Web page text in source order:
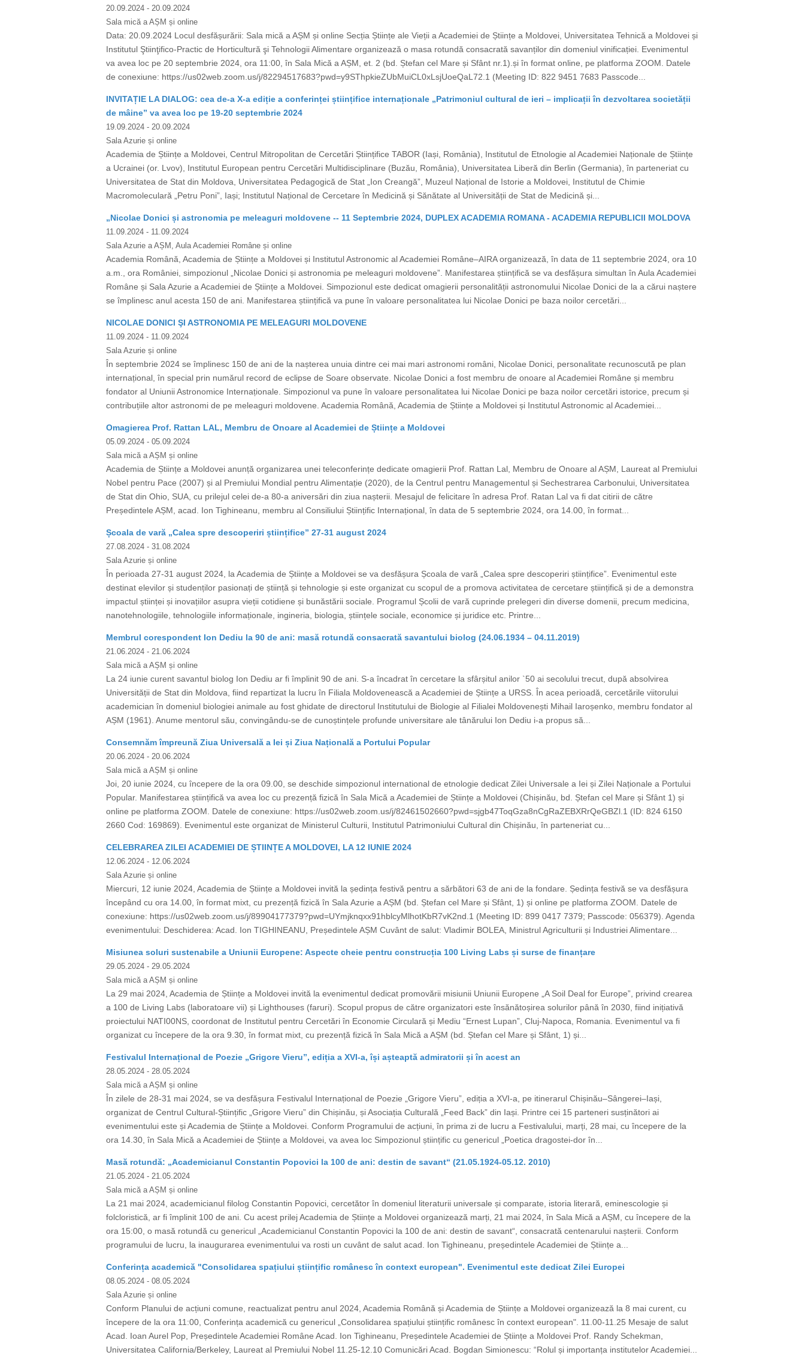
20.09.2024 - 20.09.2024
Sala mică a AȘM și online
Data: 20.09.2024 Locul desfășurării: Sala mică a AȘM și online Secția Științe ale Vieții a Academiei de Științe a Moldovei, Universitatea Tehnică a Moldovei și
Institutul Ştiinţifico-Practic de Horticultură şi Tehnologii Alimentare organizează o masa rotundă consacrată savanților din domeniul vinificației. Evenimentul
va avea loc pe 20 septembrie 2024, ora 11:00, în Sala Mică a AȘM, et. 2 (bd. Ștefan cel Mare și Sfânt nr.1).și în format online, pe platforma ZOOM. Datele
de conexiune: https://us02web.zoom.us/j/82294517683?pwd=y9SThpkieZUbMuiCL0xLsjUoeQaL72.1 (Meeting ID: 822 9451 7683 Passcode...
INVITAȚIE LA DIALOG: cea de-a X-a ediție a conferinței științifice internaționale „Patrimoniul cultural de ieri – implicații în dezvoltarea societății
de mâine” va avea loc pe 19-20 septembrie 2024
19.09.2024 - 20.09.2024
Sala Azurie și online
Academia de Științe a Moldovei, Centrul Mitropolitan de Cercetări Științifice TABOR (Iași, România), Institutul de Etnologie al Academiei Naționale de Științe
a Ucrainei (or. Lvov), Institutul European pentru Cercetări Multidisciplinare (Buzău, România), Universitatea Liberă din Berlin (Germania), în parteneriat cu
Universitatea de Stat din Moldova, Universitatea Pedagogică de Stat „Ion Creangă”, Muzeul Național de Istorie a Moldovei, Institutul de Chimie
Macromoleculară „Petru Poni”, Iași; Institutul Național de Cercetare în Medicină și Sănătate al Universității de Stat de Medicină și...
„Nicolae Donici și astronomia pe meleaguri moldovene -- 11 Septembrie 2024, DUPLEX ACADEMIA ROMANA - ACADEMIA REPUBLICII MOLDOVA
11.09.2024 - 11.09.2024
Sala Azurie a AȘM, Aula Academiei Române și online
Academia Română, Academia de Științe a Moldovei și Institutul Astronomic al Academiei Române–AIRA organizează, în data de 11 septembrie 2024, ora 10
a.m., ora României, simpozionul „Nicolae Donici și astronomia pe meleaguri moldovene”. Manifestarea științifică se va desfășura simultan în Aula Academiei
Române și Sala Azurie a Academiei de Științe a Moldovei. Simpozionul este dedicat omagierii personalității astronomului Nicolae Donici de la a cărui naștere
se împlinesc anul acesta 150 de ani. Manifestarea științifică va pune în valoare personalitatea lui Nicolae Donici pe baza noilor cercetări...
NICOLAE DONICI ŞI ASTRONOMIA PE MELEAGURI MOLDOVENE
11.09.2024 - 11.09.2024
Sala Azurie și online
În septembrie 2024 se împlinesc 150 de ani de la nașterea unuia dintre cei mai mari astronomi români, Nicolae Donici, personalitate recunoscută pe plan
internațional, în special prin numărul record de eclipse de Soare observate. Nicolae Donici a fost membru de onoare al Academiei Române și membru
fondator al Uniunii Astronomice Internaționale. Simpozionul va pune în valoare personalitatea lui Nicolae Donici pe baza noilor cercetări istorice, precum și
contribuțiile altor astronomi de pe meleaguri moldovene. Academia Română, Academia de Științe a Moldovei și Institutul Astronomic al Academiei...
Omagierea Prof. Rattan LAL, Membru de Onoare al Academiei de Științe a Moldovei
05.09.2024 - 05.09.2024
Sala mică a AȘM și online
Academia de Științe a Moldovei anunță organizarea unei teleconferințe dedicate omagierii Prof. Rattan Lal, Membru de Onoare al AȘM, Laureat al Premiului
Nobel pentru Pace (2007) și al Premiului Mondial pentru Alimentație (2020), de la Centrul pentru Managementul și Sechestrarea Carbonului, Universitatea
de Stat din Ohio, SUA, cu prilejul celei de-a 80-a aniversări din ziua nașterii. Mesajul de felicitare în adresa Prof. Ratan Lal va fi dat citirii de către
Președintele AȘM, acad. Ion Tighineanu, membru al Consiliului Științific Internațional, în data de 5 septembrie 2024, ora 14.00, în format...
Școala de vară „Calea spre descoperiri științifice” 27-31 august 2024
27.08.2024 - 31.08.2024
Sala Azurie și online
În perioada 27-31 august 2024, la Academia de Științe a Moldovei se va desfășura Școala de vară „Calea spre descoperiri științifice”. Evenimentul este
destinat elevilor și studenților pasionați de știință și tehnologie și este organizat cu scopul de a promova activitatea de cercetare științifică și de a demonstra
impactul științei și inovațiilor asupra vieții cotidiene și bunăstării sociale. Programul Școlii de vară cuprinde prelegeri din diverse domenii, precum medicina,
nanotehnologiile, tehnologiile informaționale, ingineria, biologia, științele sociale, economice și juridice etc. Printre...
Membrul corespondent Ion Dediu la 90 de ani: masă rotundă consacrată savantului biolog (24.06.1934 – 04.11.2019)
21.06.2024 - 21.06.2024
Sala mică a AȘM și online
La 24 iunie curent savantul biolog Ion Dediu ar fi împlinit 90 de ani. S-a încadrat în cercetare la sfârșitul anilor `50 ai secolului trecut, după absolvirea
Universității de Stat din Moldova, fiind repartizat la lucru în Filiala Moldovenească a Academiei de Științe a URSS. În acea perioadă, cercetările viitorului
academician în domeniul biologiei animale au fost ghidate de directorul Institutului de Biologie al Filialei Moldovenești Mihail Iaroșenko, membru fondator al
AȘM (1961). Anume mentorul său, convingându-se de cunoștințele profunde universitare ale tânărului Ion Dediu i-a propus să...
Consemnăm împreună Ziua Universală a Iei și Ziua Națională a Portului Popular
20.06.2024 - 20.06.2024
Sala mică a AȘM și online
Joi, 20 iunie 2024, cu începere de la ora 09.00, se deschide simpozionul international de etnologie dedicat Zilei Universale a Iei și Zilei Naționale a Portului
Popular. Manifestarea științifică va avea loc cu prezență fizică în Sala Mică a Academiei de Științe a Moldovei (Chișinău, bd. Ștefan cel Mare și Sfânt 1) și
online pe platforma ZOOM. Datele de conexiune: https://us02web.zoom.us/j/82461502660?pwd=sjgb47ToqGza8nCgRaZEBXRrQeGBZl.1 (ID: 824 6150
2660 Cod: 169869). Evenimentul este organizat de Ministerul Culturii, Institutul Patrimoniului Cultural din Chișinău, în parteneriat cu...
CELEBRAREA ZILEI ACADEMIEI DE ȘTIINȚE A MOLDOVEI, LA 12 IUNIE 2024
12.06.2024 - 12.06.2024
Sala Azurie și online
Miercuri, 12 iunie 2024, Academia de Științe a Moldovei invită la ședința festivă pentru a sărbători 63 de ani de la fondare. Ședința festivă se va desfășura
începând cu ora 14.00, în format mixt, cu prezență fizică în Sala Azurie a AȘM (bd. Ștefan cel Mare și Sfânt, 1) și online pe platforma ZOOM. Datele de
conexiune: https://us02web.zoom.us/j/89904177379?pwd=UYmjknqxx91hblcyMlhotKbR7vK2nd.1 (Meeting ID: 899 0417 7379; Passcode: 056379). Agenda
evenimentului: Deschiderea: Acad. Ion TIGHINEANU, Președintele AȘM Cuvânt de salut: Vladimir BOLEA, Ministrul Agriculturii și Industriei Alimentare...
Misiunea soluri sustenabile a Uniunii Europene: Aspecte cheie pentru construcția 100 Living Labs și surse de finanțare
29.05.2024 - 29.05.2024
Sala mică a AȘM și online
La 29 mai 2024, Academia de Științe a Moldovei invită la evenimentul dedicat promovării misiunii Uniunii Europene „A Soil Deal for Europe”, privind crearea
a 100 de Living Labs (laboratoare vii) și Lighthouses (faruri). Scopul propus de către organizatori este însănătoșirea solurilor până în 2030, fiind inițiativă
proiectului NATI00NS, coordonat de Institutul pentru Cercetări în Economie Circulară și Mediu “Ernest Lupan”, Cluj-Napoca, Romania. Evenimentul va fi
organizat cu începere de la ora 9.30, în format mixt, cu prezență fizică în Sala Mică a AȘM (bd. Ștefan cel Mare și Sfânt, 1) și...
Festivalul Internațional de Poezie „Grigore Vieru”, ediția a XVI-a, își așteaptă admiratorii și în acest an
28.05.2024 - 28.05.2024
Sala mică a AȘM și online
În zilele de 28-31 mai 2024, se va desfășura Festivalul Internațional de Poezie „Grigore Vieru”, ediția a XVI-a, pe itinerarul Chișinău–Sângerei–Iași,
organizat de Centrul Cultural-Științific „Grigore Vieru” din Chișinău, și Asociația Culturală „Feed Back” din Iași. Printre cei 15 parteneri susținători ai
evenimentului este și Academia de Științe a Moldovei. Conform Programului de acțiuni, în prima zi de lucru a Festivalului, marți, 28 mai, cu începere de la
ora 14.30, în Sala Mică a Academiei de Științe a Moldovei, va avea loc Simpozionul științific cu genericul „Poetica dragostei-dor în...
Masă rotundă: „Academicianul Constantin Popovici la 100 de ani: destin de savant“ (21.05.1924-05.12. 2010)
21.05.2024 - 21.05.2024
Sala mică a AȘM și online
La 21 mai 2024, academicianul filolog Constantin Popovici, cercetător în domeniul literaturii universale și comparate, istoria literară, eminescologie și
folcloristică, ar fi împlinit 100 de ani. Cu acest prilej Academia de Științe a Moldovei organizează marți, 21 mai 2024, în Sala Mică a AȘM, cu începere de la
ora 15:00, o masă rotundă cu genericul „Academicianul Constantin Popovici la 100 de ani: destin de savant“, consacrată centenarului nașterii. Conform
programului de lucru, la inaugurarea evenimentului va rosti un cuvânt de salut acad. Ion Tighineanu, președintele Academiei de Științe a...
Conferința academică "Consolidarea spațiului științific românesc în context european". Evenimentul este dedicat Zilei Europei
08.05.2024 - 08.05.2024
Sala Azurie și online
Conform Planului de acțiuni comune, reactualizat pentru anul 2024, Academia Română și Academia de Științe a Moldovei organizează la 8 mai curent, cu
începere de la ora 11:00, Conferința academică cu genericul „Consolidarea spațiului științific românesc în context european". 11.00-11.25 Mesaje de salut
Acad. Ioan Aurel Pop, Președintele Academiei Române Acad. Ion Tighineanu, Președintele Academiei de Științe a Moldovei Prof. Randy Schekman,
Universitatea California/Berkeley, Laureat al Premiului Nobel 11.25-12.10 Comunicări Acad. Bogdan Simionescu: “Rolul și importanța institutelor Academiei...